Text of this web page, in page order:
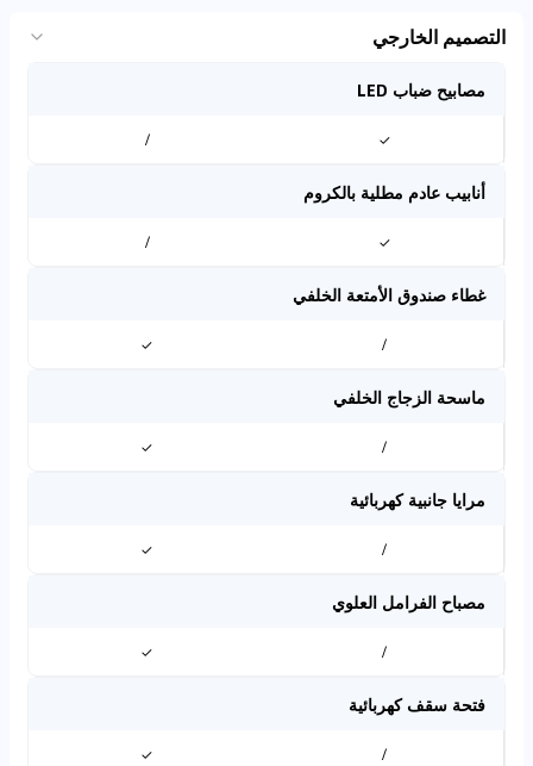
التصميم الخارجي
مصابيح ضباب LED
✓
/
أنابيب عادم مطلية بالكروم
✓
/
غطاء صندوق الأمتعة الخلفي
/
✓
ماسحة الزجاج الخلفي
/
✓
مرايا جانبية كهربائية
/
✓
مصباح الفرامل العلوي
/
✓
فتحة سقف كهربائية
/
✓